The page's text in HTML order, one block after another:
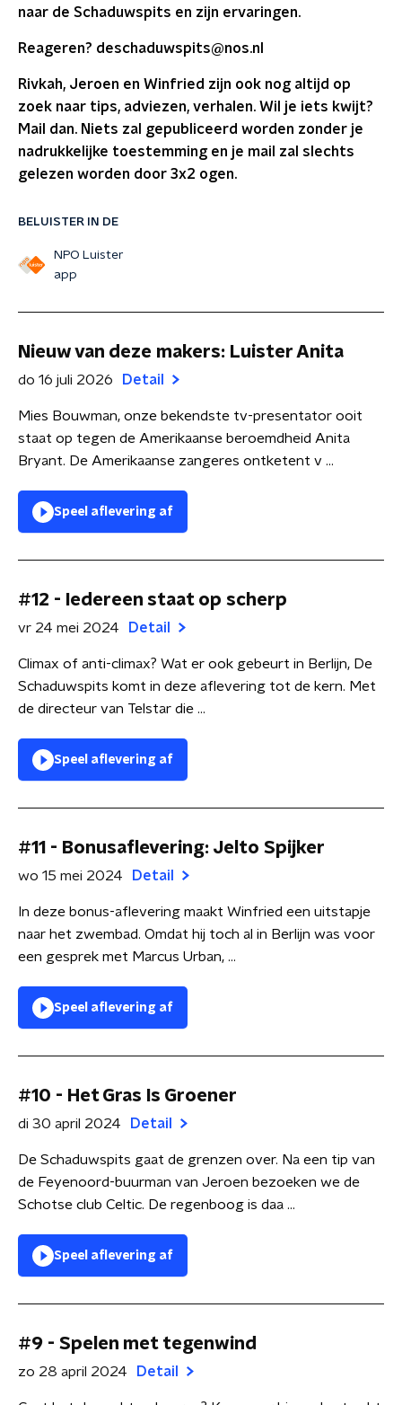
naar de Schaduwspits en zijn ervaringen.
Reageren? deschaduwspits@nos.nl
Rivkah, Jeroen en Winfried zijn ook nog altijd op
zoek naar tips, adviezen, verhalen. Wil je iets kwijt?
Mail dan. Niets zal gepubliceerd worden zonder je
nadrukkelijke toestemming en je mail zal slechts
gelezen worden door 3x2 ogen.
BELUISTER IN DE
NPO Luister
app
Nieuw van deze makers: Luister Anita
do 16 juli 2026 Detail
Mies Bouwman, onze bekendste tv-presentator ooit
staat op tegen de Amerikaanse beroemdheid Anita
Bryant. De Amerikaanse zangeres ontketent v ...
Speel aflevering af
#12 - Iedereen staat op scherp
vr 24 mei 2024 Detail
Climax of anti-climax? Wat er ook gebeurt in Berlijn, De
Schaduwspits komt in deze aflevering tot de kern. Met
de directeur van Telstar die ...
Speel aflevering af
#11 - Bonusaflevering: Jelto Spijker
wo 15 mei 2024 Detail
In deze bonus-aflevering maakt Winfried een uitstapje
naar het zwembad. Omdat hij toch al in Berlijn was voor
een gesprek met Marcus Urban, ...
Speel aflevering af
#10 - Het Gras Is Groener
di 30 april 2024 Detail
De Schaduwspits gaat de grenzen over. Na een tip van
de Feyenoord-buurman van Jeroen bezoeken we de
Schotse club Celtic. De regenboog is daa ...
Speel aflevering af
#9 - Spelen met tegenwind
zo 28 april 2024 Detail